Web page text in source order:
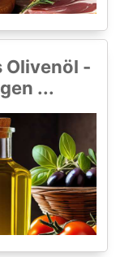
Olivenöl -
...